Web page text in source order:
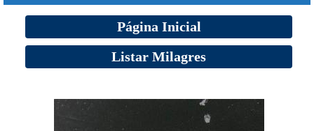
Página Inicial
Listar Milagres